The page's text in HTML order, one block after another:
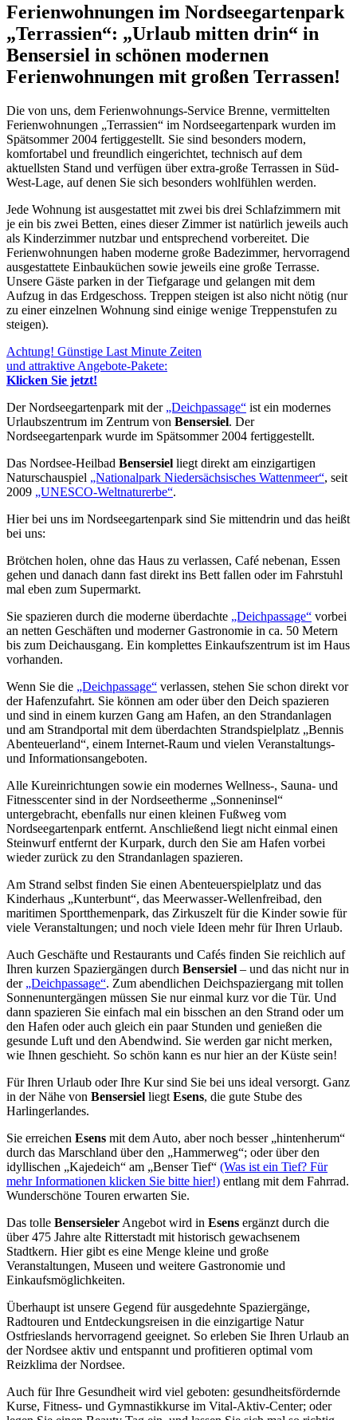
Ferienwohnungen im Nordseegartenpark
„Terrassien“: „Urlaub mitten drin“ in
Bensersiel in schönen modernen
Ferienwohnungen mit großen Terrassen!
Die von uns, dem Ferienwohnungs-Service Brenne, vermittelten
Ferienwohnungen „Terrassien“ im Nordseegartenpark wurden im
Spätsommer 2004 fertiggestellt. Sie sind besonders modern,
komfortabel und freundlich eingerichtet, technisch auf dem
aktuellsten Stand und verfügen über extra-große Terrassen in Süd-
West-Lage, auf denen Sie sich besonders wohlfühlen werden.
Jede Wohnung ist ausgestattet mit zwei bis drei Schlafzimmern mit
je ein bis zwei Betten, eines dieser Zimmer ist natürlich jeweils auch
als Kinderzimmer nutzbar und entsprechend vorbereitet. Die
Ferienwohnungen haben moderne große Badezimmer, hervorragend
ausgestattete Einbauküchen sowie jeweils eine große Terrasse.
Unsere Gäste parken in der Tiefgarage und gelangen mit dem
Aufzug in das Erdgeschoss. Treppen steigen ist also nicht nötig (nur
zu einer einzelnen Wohnung sind einige wenige Treppenstufen zu
steigen).
Achtung! Günstige Last Minute Zeiten
und attraktive Angebote-Pakete:
Klicken Sie jetzt!
Der Nordseegartenpark mit der „Deichpassage“ ist ein modernes
Urlaubszentrum im Zentrum von Bensersiel. Der
Nordseegartenpark wurde im Spätsommer 2004 fertiggestellt.
Das Nordsee-Heilbad Bensersiel liegt direkt am einzigartigen
Naturschauspiel „Nationalpark Niedersächsisches Wattenmeer“, seit
2009 „UNESCO-Weltnaturerbe“.
Hier bei uns im Nordseegartenpark sind Sie mittendrin und das heißt
bei uns:
Brötchen holen, ohne das Haus zu verlassen, Café nebenan, Essen
gehen und danach dann fast direkt ins Bett fallen oder im Fahrstuhl
mal eben zum Supermarkt.
Sie spazieren durch die moderne überdachte „Deichpassage“ vorbei
an netten Geschäften und moderner Gastronomie in ca. 50 Metern
bis zum Deichausgang. Ein komplettes Einkaufszentrum ist im Haus
vorhanden.
Wenn Sie die „Deichpassage“ verlassen, stehen Sie schon direkt vor
der Hafenzufahrt. Sie können am oder über den Deich spazieren
und sind in einem kurzen Gang am Hafen, an den Strandanlagen
und am Strandportal mit dem überdachten Strandspielplatz „Bennis
Abenteuerland“, einem Internet-Raum und vielen Veranstaltungs-
und Informationsangeboten.
Alle Kureinrichtungen sowie ein modernes Wellness-, Sauna- und
Fitnesscenter sind in der Nordseetherme „Sonneninsel“
untergebracht, ebenfalls nur einen kleinen Fußweg vom
Nordseegartenpark entfernt. Anschließend liegt nicht einmal einen
Steinwurf entfernt der Kurpark, durch den Sie am Hafen vorbei
wieder zurück zu den Strandanlagen spazieren.
Am Strand selbst finden Sie einen Abenteuerspielplatz und das
Kinderhaus „Kunterbunt“, das Meerwasser-Wellenfreibad, den
maritimen Sportthemenpark, das Zirkuszelt für die Kinder sowie für
viele Veranstaltungen; und noch viele Ideen mehr für Ihren Urlaub.
Auch Geschäfte und Restaurants und Cafés finden Sie reichlich auf
Ihren kurzen Spaziergängen durch Bensersiel – und das nicht nur in
der „Deichpassage“. Zum abendlichen Deichspaziergang mit tollen
Sonnenuntergängen müssen Sie nur einmal kurz vor die Tür. Und
dann spazieren Sie einfach mal ein bisschen an den Strand oder um
den Hafen oder auch gleich ein paar Stunden und genießen die
gesunde Luft und den Abendwind. Sie werden gar nicht merken,
wie Ihnen geschieht. So schön kann es nur hier an der Küste sein!
Für Ihren Urlaub oder Ihre Kur sind Sie bei uns ideal versorgt. Ganz
in der Nähe von Bensersiel liegt Esens, die gute Stube des
Harlingerlandes.
Sie erreichen Esens mit dem Auto, aber noch besser „hintenherum“
durch das Marschland über den „Hammerweg“; oder über den
idyllischen „Kajedeich“ am „Benser Tief“ (Was ist ein Tief? Für
mehr Informationen klicken Sie bitte hier!) entlang mit dem Fahrrad.
Wunderschöne Touren erwarten Sie.
Das tolle Bensersieler Angebot wird in Esens ergänzt durch die
über 475 Jahre alte Ritterstadt mit historisch gewachsenem
Stadtkern. Hier gibt es eine Menge kleine und große
Veranstaltungen, Museen und weitere Gastronomie und
Einkaufsmöglichkeiten.
Überhaupt ist unsere Gegend für ausgedehnte Spaziergänge,
Radtouren und Entdeckungsreisen in die einzigartige Natur
Ostfrieslands hervorragend geeignet. So erleben Sie Ihren Urlaub an
der Nordsee aktiv und entspannt und profitieren optimal vom
Reizklima der Nordsee.
Auch für Ihre Gesundheit wird viel geboten: gesundheitsfördernde
Kurse, Fitness- und Gymnastikkurse im Vital-Aktiv-Center; oder